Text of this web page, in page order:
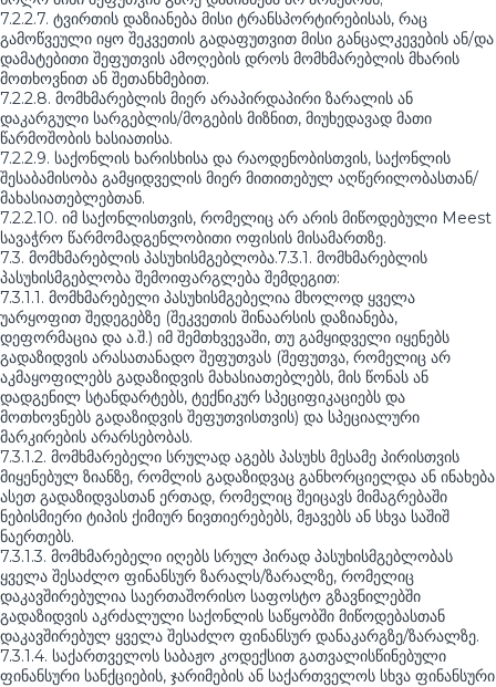
7.2.2.7. ტვირთის დაზიანება მისი ტრანსპორტირებისას, რაც
გამოწვეული იყო შეკვეთის გადაფუთვით მისი განცალკევების ან/და
დამატებითი შეფუთვის ამოღების დროს მომხმარებლის მხარის
მოთხოვნით ან შეთანხმებით.
7.2.2.8. მომხმარებლის მიერ არაპირდაპირი ზარალის ან
დაკარგული სარგებლის/მოგების მიზნით, მიუხედავად მათი
წარმოშობის ხასიათისა.
7.2.2.9. საქონლის ხარისხისა და რაოდენობისთვის, საქონლის
შესაბამისობა გამყიდველის მიერ მითითებულ აღწერილობასთან/
მახასიათებლებთან.
7.2.2.10. იმ საქონლისთვის, რომელიც არ არის მიწოდებული Meest
სავაჭრო წარმომადგენლობითი ოფისის მისამართზე.
7.3. მომხმარებლის პასუხისმგებლობა.7.3.1. მომხმარებლის
პასუხისმგებლობა შემოიფარგლება შემდეგით:
7.3.1.1. მომხმარებელი პასუხისმგებელია მხოლოდ ყველა
უარყოფით შედეგებზე (შეკვეთის შინაარსის დაზიანება,
დეფორმაცია და ა.შ.) იმ შემთხვევაში, თუ გამყიდველი იყენებს
გადაზიდვის არასათანადო შეფუთვას (შეფუთვა, რომელიც არ
აკმაყოფილებს გადაზიდვის მახასიათებლებს, მის წონას ან
დადგენილ სტანდარტებს, ტექნიკურ სპეციფიკაციებს და
მოთხოვნებს გადაზიდვის შეფუთვისთვის) და სპეციალური
მარკირების არარსებობას.
7.3.1.2. მომხმარებელი სრულად აგებს პასუხს მესამე პირისთვის
მიყენებულ ზიანზე, რომლის გადაზიდვაც განხორციელდა ან ინახება
ასეთ გადაზიდვასთან ერთად, რომელიც შეიცავს მიმაგრებაში
ნებისმიერი ტიპის ქიმიურ ნივთიერებებს, მჟავებს ან სხვა საშიშ
ნაერთებს.
7.3.1.3. მომხმარებელი იღებს სრულ პირად პასუხისმგებლობას
ყველა შესაძლო ფინანსურ ზარალს/ზარალზე, რომელიც
დაკავშირებულია საერთაშორისო საფოსტო გზავნილებში
გადაზიდვის აკრძალული საქონლის საწყობში მიწოდებასთან
დაკავშირებულ ყველა შესაძლო ფინანსურ დანაკარგზე/ზარალზე.
7.3.1.4. საქართველოს საბაჟო კოდექსით გათვალისწინებული
ფინანსური სანქციების, ჯარიმების ან საქართველოს სხვა ფინანსური